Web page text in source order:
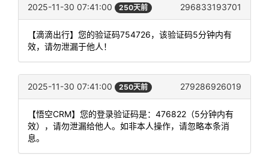
2025-11-30 07:41:00 250天前 296833193701
【滴滴出行】您的验证码754726，该验证码5分钟内有
效，请勿泄漏于他人！
2025-11-30 07:41:00 250天前 279286926019
【悟空CRM】您的登录验证码是：476822（5分钟内有
效），请勿泄漏给他人。如非本人操作，请忽略本条消
息。